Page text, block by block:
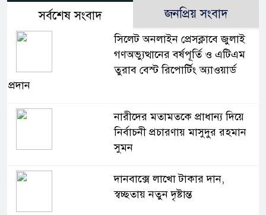
সর্বশেষ সংবাদ জনপ্রিয় সংবাদ
সিলেট অনলাইন প্রেসক্লাবে জুলাই
গণঅভ্যুত্থানের বর্ষপূর্তি ও এটিএম
তুরাব বেস্ট রিপোর্টিং অ্যাওয়ার্ড
প্রদান
নারীদের মতামতকে প্রাধান্য দিয়ে
নির্বাচনী প্রচারণায় মাসুদুর রহমান
সুমন
দানবাক্সে লাখো টাকার দান,
স্বচ্ছতায় নতুন দৃষ্টান্ত